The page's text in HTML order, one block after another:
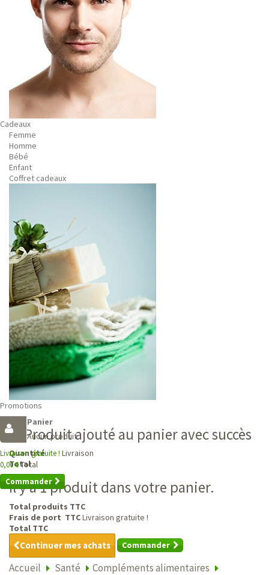
Cadeaux
Femme
Homme
Bébé
Enfant
Coffret cadeaux
Promotions
Panier
Aucun produit
Livraison gratuite ! Livraison
0,00 €Total
Commander
Produit ajouté au panier avec succès
Quantité
Total
Il y a 1 produit dans votre panier.
Total produits TTC
Frais de port TTCLivraison gratuite !
Total TTC
Continuer mes achats Commander
Accueil Santé
Compléments alimentaires